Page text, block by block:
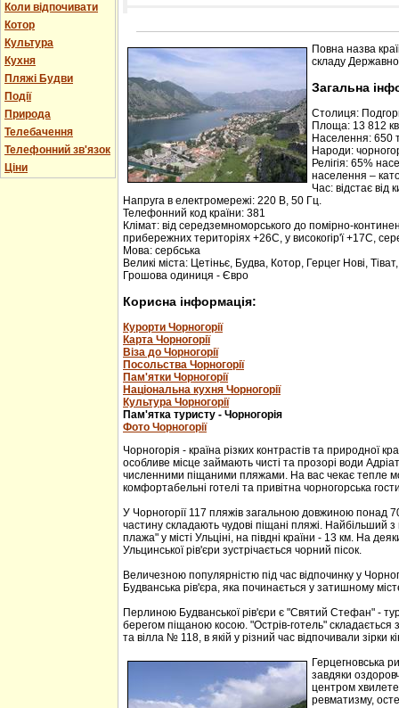
Коли відпочивати
Котор
Культура
Кухня
Пляжі Будви
Події
Природа
Телебачення
Телефонний зв'язок
Ціни
Розміщення інформації про готель на
Редагування інформації і цін на вимогу
Лічільник відвідувачів
Повна назва
складу
Загальна
Столиця:
Площа: 13 812
Населення: 650
Народи:
Релігія: 65%
населення –
Час: відстає від
Напруга в електромережі: 220 В, 50 Гц.
Телефонний код країни: 381
Клімат: від середземноморського до помірно-
прибережних територіях +26С, у високогір'ї +17С,
Мова: сербська
Великі міста: Цетіньє, Будва, Котор, Герцег Нові,
Грошова одиниця - Євро
Корисна інформація:
Курорти Чорногорії
Карта Чорногорії
Віза до Чорногорії
Посольства Чорногорії
Пам'ятки Чорногорії
Національна кухня Чорногорії
Культура Чорногорії
Пам'ятка туристу - Чорногорія
Фото Чорногорії
Чорногорія - країна різких контрастів та природної
особливе місце займають чисті та прозорі води
численними піщаними пляжами. На вас чекає тепле
комфортабельні готелі та привітна чорногорська
У Чорногорії 117 пляжів загальною довжиною понад
частину складають чудові піщані пляжі. Найбільший
плажа" у місті Ульціні, на півдні країни - 13 км. На
Ульцинської рів'єри зустрічається чорний пісок.
Величезною популярністю під час відпочинку у
Будванська рів'єра, яка починається у затишному
Перлиною Будванської рів'єри є "Святий Стефан" -
берегом піщаною косою. "Острів-готель"
та вілла № 118, в якій у різний час відпочивали зірки
Герцегновська
завдяки
центром
ревматизму,